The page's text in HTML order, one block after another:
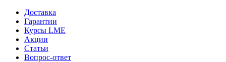
Доставка
Гарантии
Курсы LME
Акции
Статьи
Вопрос-ответ